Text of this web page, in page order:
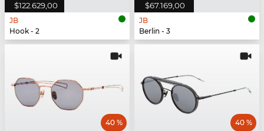
$122.629,00
JB
Hook - 2
$67.169,00
JB
Berlin - 3
40 % 40 %